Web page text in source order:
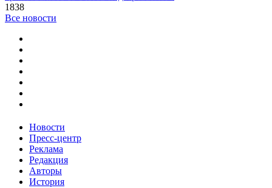
1838
Все новости
Новости
Пресс-центр
Реклама
Редакция
Авторы
История